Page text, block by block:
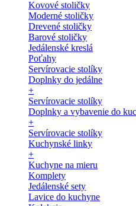
Kovové stoličky
Moderné stoličky
Drevené stoličky
Barové stoličky
Jedálenské kreslá
Poťahy
Servírovacie stolíky
Doplnky do jedálne
+
Servírovacie stolíky
Doplnky a vybavenie do
+
Servírovacie stolíky
Kuchynské linky
+
Kuchyne na mieru
Komplety
Jedálenské sety
Lavice do kuchyne